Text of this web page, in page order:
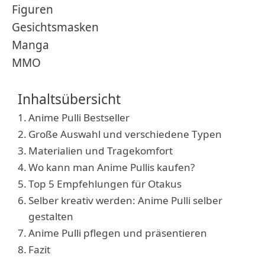
Figuren
Gesichtsmasken
Manga
MMO
Inhaltsübersicht
Anime Pulli Bestseller
Große Auswahl und verschiedene Typen
Materialien und Tragekomfort
Wo kann man Anime Pullis kaufen?
Top 5 Empfehlungen für Otakus
Selber kreativ werden: Anime Pulli selber
gestalten
Anime Pulli pflegen und präsentieren
Fazit